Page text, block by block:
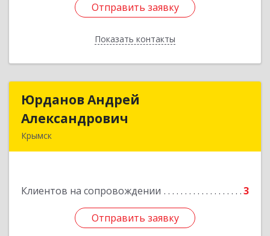
Отправить заявку
Показать контакты
Отправить заявку
Назад
Юрданов Андрей
Александрович
Крымск
Клиентов на сопровождении 3
Отправить заявку
Юрданов Андрей
Подробнее
Отправить заявку